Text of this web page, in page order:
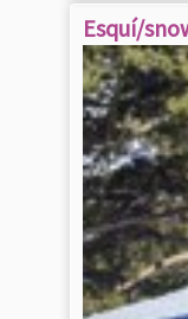
Esquí/